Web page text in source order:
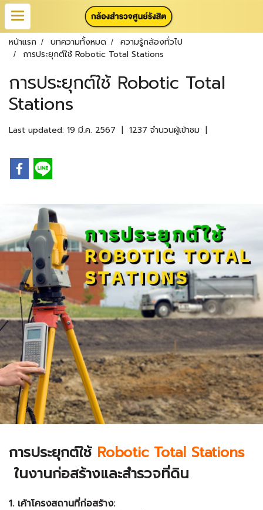
หน้าแรก บทความทั้งหมด
ความรู้กล้องทั่วไป
การประยุกต์ใช้ Robotic Total Stations
การประยุกต์ใช้ Robotic Total
Stations
Last updated: 19 มี.ค. 2567 | 1237 จำนวนผู้เข้าชม |
การประยุกต์ใช้ Robotic Total Stations
ในงานก่อสร้างและสำรวจที่ดิน
1. เค้าโครงสถานที่ก่อสร้าง: